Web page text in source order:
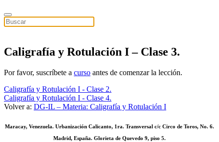
Caligrafía y Rotulación I – Clase 3.
Por favor, suscríbete a curso antes de comenzar la lección.
Caligrafía y Rotulación I - Clase 2.
Caligrafía y Rotulación I - Clase 4.
Volver a: DG-IL – Materia: Caligrafía y Rotulación I
Maracay, Venezuela. Urbanización Calicanto, 1ra. Transversal c/c Circo de Toros, No. 6.
Madrid, España. Glorieta de Quevedo 9, piso 5.